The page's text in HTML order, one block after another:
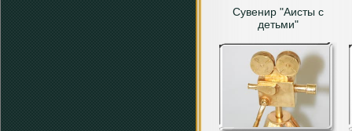
Сувенир "Аисты с
детьми"